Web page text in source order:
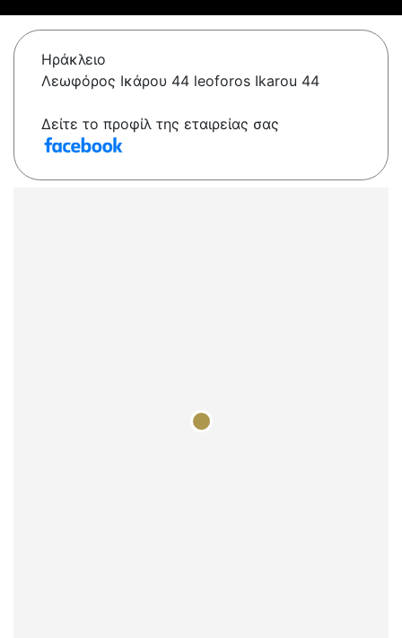
Ηράκλειο
Λεωφόρος Ικάρου 44 leoforos Ikarou 44
Δείτε το προφίλ της εταιρείας σας